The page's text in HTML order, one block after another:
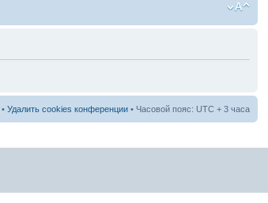
• Удалить cookies конференции • Часовой пояс: UTC + 3 часа